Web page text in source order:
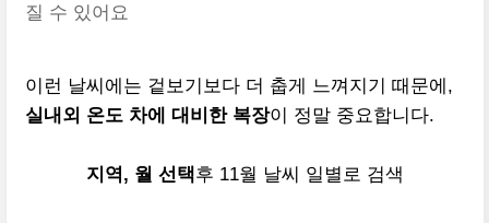
질 수 있어요
이런 날씨에는 겉보기보다 더 춥게 느껴지기 때문에,
실내외 온도 차에 대비한 복장이 정말 중요합니다.
지역, 월 선택후 11월 날씨 일별로 검색